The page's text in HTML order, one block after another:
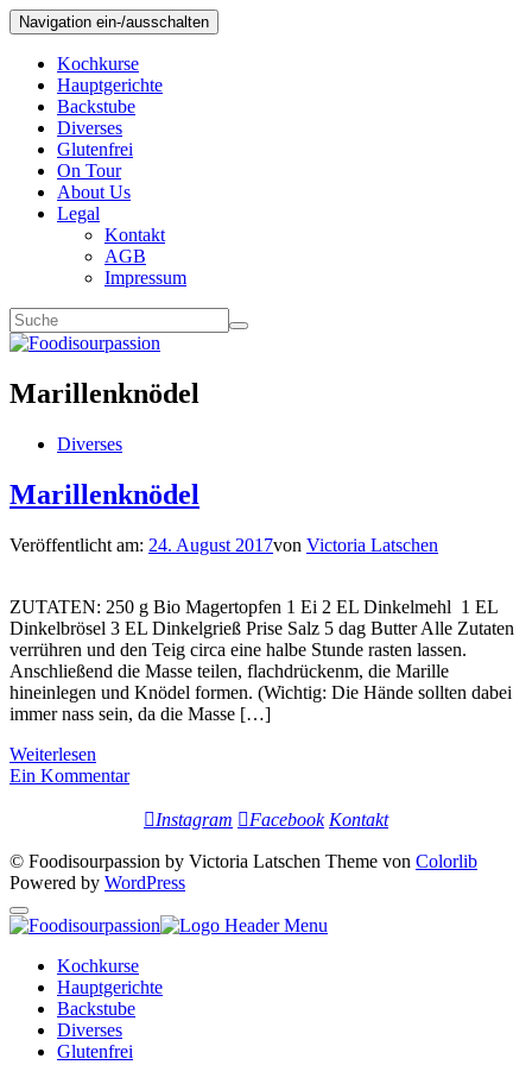
Navigation ein-/ausschalten
Kochkurse
Hauptgerichte
Backstube
Diverses
Glutenfrei
On Tour
About Us
Legal
Kontakt
AGB
Impressum
Marillenknödel
Diverses
Marillenknödel
Veröffentlicht am: 24. August 2017von Victoria Latschen
ZUTATEN: 250 g Bio Magertopfen 1 Ei 2 EL Dinkelmehl 1 EL
Dinkelbrösel 3 EL Dinkelgrieß Prise Salz 5 dag Butter Alle Zutaten
verrühren und den Teig circa eine halbe Stunde rasten lassen.
Anschließend die Masse teilen, flachdrückenm, die Marille
hineinlegen und Knödel formen. (Wichtig: Die Hände sollten dabei
immer nass sein, da die Masse […]
Weiterlesen
Ein Kommentar
Instagram Facebook Kontakt
© Foodisourpassion by Victoria Latschen Theme von Colorlib
Powered by WordPress
Kochkurse
Hauptgerichte
Backstube
Diverses
Glutenfrei